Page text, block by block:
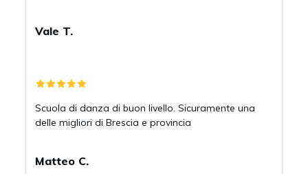
Vale T.
Scuola di danza di buon livello. Sicuramente una
delle migliori di Brescia e provincia
Matteo C.